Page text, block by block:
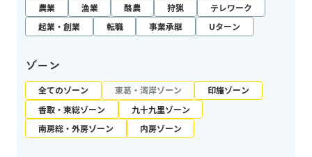
農業
漁業 酪農 狩猟
テレワーク
起業・創業
転職 事業承継 Uターン
ゾーン
全てのゾーン 東葛・湾岸ゾーン
印旛ゾーン
香取・東総ゾーン
九十九里ゾーン
南房総・外房ゾーン
内房ゾーン